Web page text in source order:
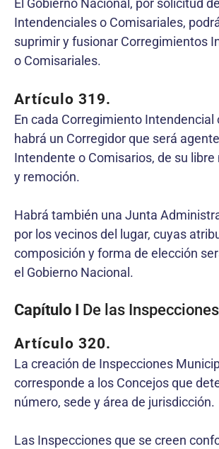
El Gobierno Nacional, por solicitud
Intendenciales o Comisariales,
suprimir y fusionar Corregimientos
o Comisariales.
Artículo 319.
En cada Corregimiento Intendencial
habrá un Corregidor que será
Intendente o Comisarios, de su
y remoción.
Habrá también una Junta
por los vecinos del lugar, cuyas
composición y forma de elección
el Gobierno Nacional.
Capítulo I De las
Artículo 320.
La creación de Inspecciones
corresponde a los Concejos que
número, sede y área de jurisdicción.
Las Inspecciones que se creen